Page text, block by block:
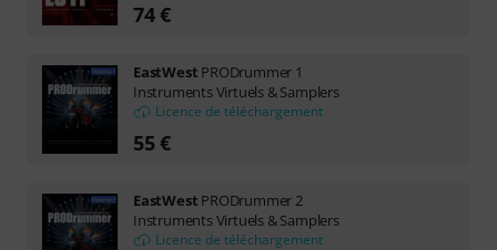
74 €
EastWest PRODrummer 1
Instruments Virtuels & Samplers
Licence de téléchargement
55 €
EastWest PRODrummer 2
Instruments Virtuels & Samplers
Licence de téléchargement